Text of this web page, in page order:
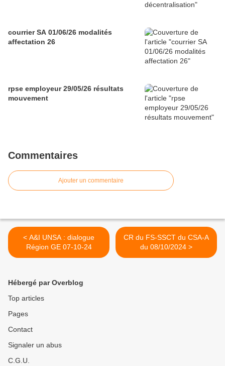
courrier SA 01/06/26 modalités
affectation 26
rpse employeur 29/05/26 résultats
mouvement
Commentaires
Ajouter un commentaire
< A&I UNSA : dialogue
Région GE 07-10-24
CR du FS-SSCT du CSA-A
du 08/10/2024 >
Hébergé par Overblog
Top articles
Pages
Contact
Signaler un abus
C.G.U.